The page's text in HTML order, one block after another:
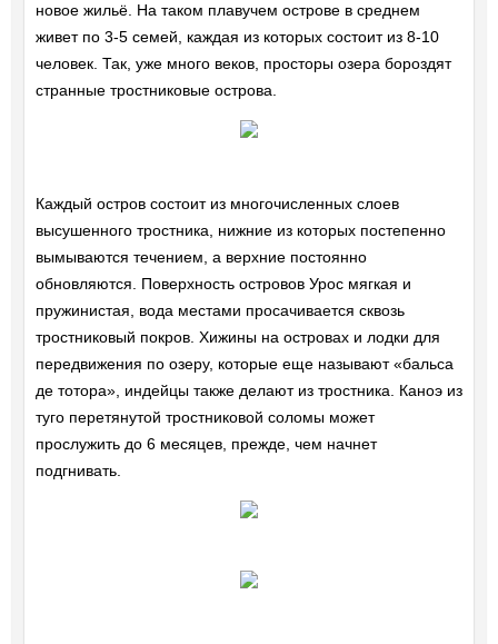
новое жильё. На таком плавучем острове в среднем
живет по 3-5 семей, каждая из которых состоит из 8-10
человек. Так, уже много веков, просторы озера бороздят
странные тростниковые острова.
Каждый остров состоит из многочисленных слоев
высушенного тростника, нижние из которых постепенно
вымываются течением, а верхние постоянно
обновляются. Поверхность островов Урос мягкая и
пружинистая, вода местами просачивается сквозь
тростниковый покров. Хижины на островах и лодки для
передвижения по озеру, которые еще называют «бальса
де тотора», индейцы также делают из тростника. Каноэ из
туго перетянутой тростниковой соломы может
прослужить до 6 месяцев, прежде, чем начнет
подгнивать.